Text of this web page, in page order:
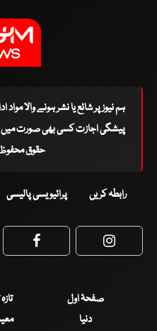
ہم نیوز پر شائع یا نشر ہونے والا
پیشگی اجازت کسی بھی صورت میں
حقوق محفوظ
رابطہ کریں پرائیویسی پالیسی
Facebook
صفحۂ اول
دنیا